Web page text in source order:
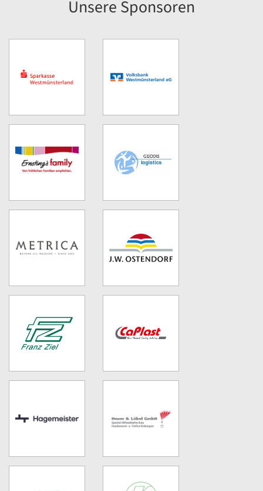
Unsere Sponsoren